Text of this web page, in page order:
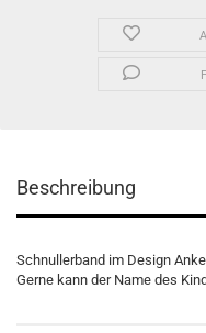
Beschreibung
Schnullerband im Design
Gerne kann der Name des